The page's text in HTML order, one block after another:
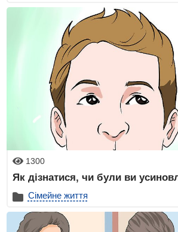
1300
Як дізнатися, чи були ви
Сімейне життя